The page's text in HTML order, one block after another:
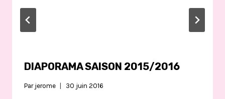
DIAPORAMA SAISON 2015/2016
Par jerome 30 juin 2016